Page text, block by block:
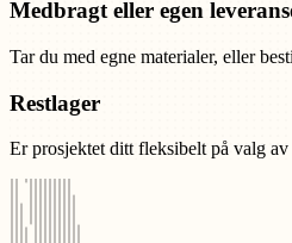
Medbragt eller egen
Tar du med egne materialer, eller
Restlager
Er prosjektet ditt fleksibelt på valg